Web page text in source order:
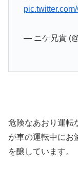
— ニケ兄貴
危険なあおり運転
が車の運転中にお
を醸しています。